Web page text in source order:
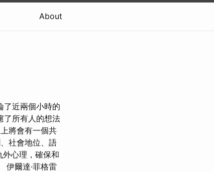
About
了近兩個小時的
了所有人的想法
將會有一個共
社會地位、語
心理，確保和
伊爾達·菲格雷